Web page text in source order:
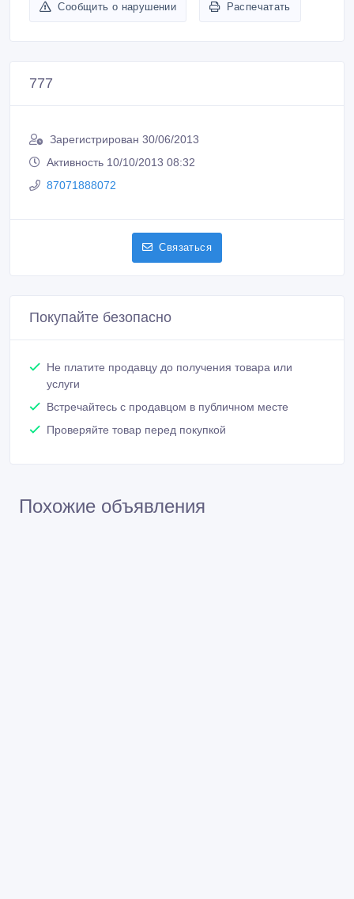
Сообщить о нарушении Распечатать
777
Зарегистрирован 30/06/2013
Активность 10/10/2013 08:32
87071888072
Связаться
Покупайте безопасно
Не платите продавцу до получения товара или
услуги
Встречайтесь с продавцом в публичном месте
Проверяйте товар перед покупкой
Похожие объявления